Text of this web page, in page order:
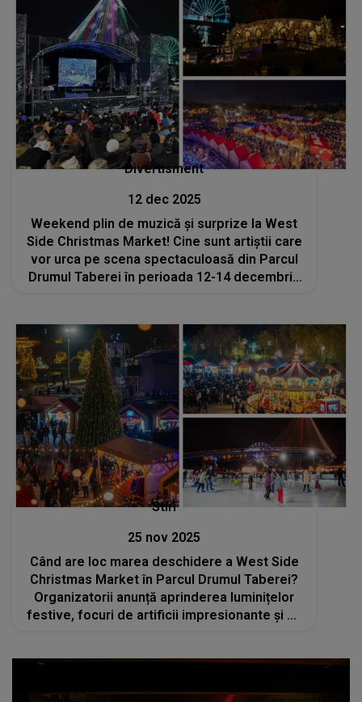
Divertisment
12 dec 2025
Weekend plin de muzică și surprize la West
Side Christmas Market! Cine sunt artiștii care
vor urca pe scena spectaculoasă din Parcul
Drumul Taberei în perioada 12-14 decembrie
Stiri
25 nov 2025
Când are loc marea deschidere a West Side
Christmas Market în Parcul Drumul Taberei?
Organizatorii anunță aprinderea luminițelor
festive, focuri de artificii impresionante și un